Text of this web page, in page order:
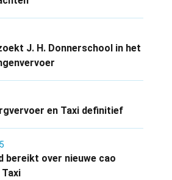
J. H. Donnerschool in het
en Taxi definitief
bereikt over nieuwe cao